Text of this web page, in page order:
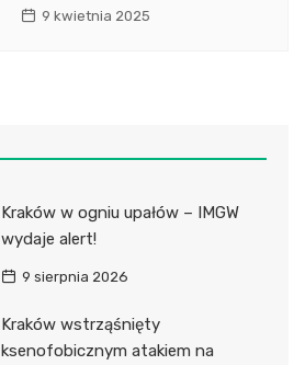
9 kwietnia 2025
Kraków w ogniu upałów – IMGW
wydaje alert!
9 sierpnia 2026
Kraków wstrząśnięty
ksenofobicznym atakiem na